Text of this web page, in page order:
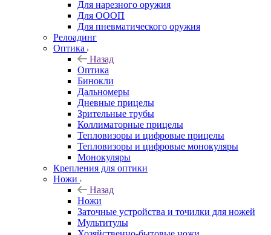
Для нарезного оружия
Для ОООП
Для пневматического оружия
Релоадинг
Оптика
Назад
Оптика
Бинокли
Дальномеры
Дневные прицелы
Зрительные трубы
Коллиматорные прицелы
Тепловизоры и цифровые прицелы
Тепловизоры и цифровые монокуляры
Монокуляры
Крепления для оптики
Ножи
Назад
Ножи
Заточные устройства и точилки для ножей
Мультитулы